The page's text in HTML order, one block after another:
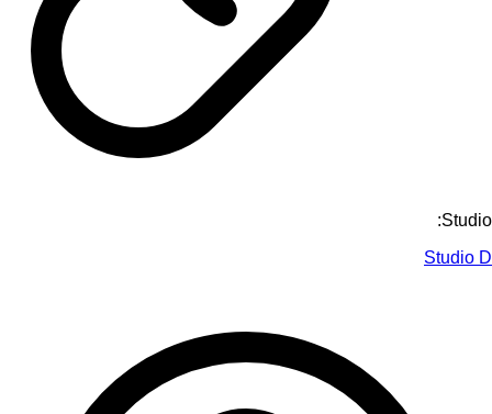
Studio:
Studio D